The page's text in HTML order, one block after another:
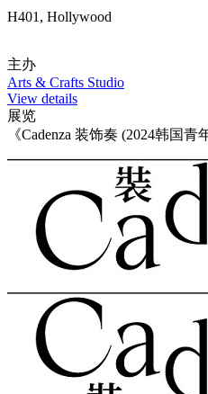
H401, Hollywood
主办
Arts & Crafts Studio
View details
展览
《Cadenza 装饰奏 (2024韩国青